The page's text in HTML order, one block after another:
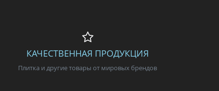
КАЧЕСТВЕННАЯ ПРОДУКЦИЯ
Плитка и другие товары от мировых брендов